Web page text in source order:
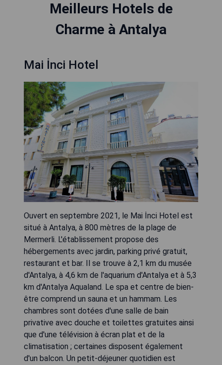
Meilleurs Hotels de
Charme à Antalya
Mai İnci Hotel
Ouvert en septembre 2021, le Mai İnci Hotel est
situé à Antalya, à 800 mètres de la plage de
Mermerli. L'établissement propose des
hébergements avec jardin, parking privé gratuit,
restaurant et bar. Il se trouve à 2,1 km du musée
d'Antalya, à 4,6 km de l'aquarium d'Antalya et à 5,3
km d'Antalya Aqualand. Le spa et centre de bien-
être comprend un sauna et un hammam. Les
chambres sont dotées d'une salle de bain
privative avec douche et toilettes gratuites ainsi
que d'une télévision à écran plat et de la
climatisation ; certaines disposent également
d'un balcon. Un petit-déjeuner quotidien est